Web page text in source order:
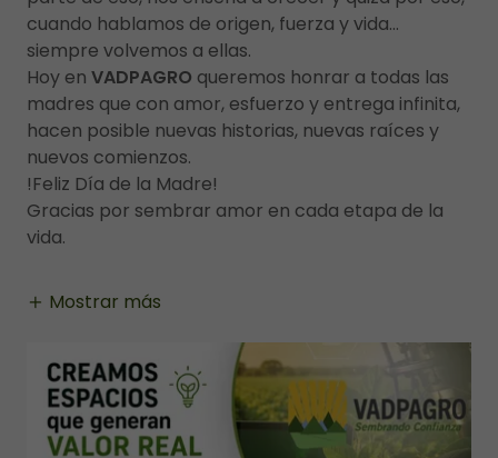
cuando hablamos de origen, fuerza y vida…
siempre volvemos a ellas.
Hoy en VADPAGRO queremos honrar a todas las
madres que con amor, esfuerzo y entrega infinita,
hacen posible nuevas historias, nuevas raíces y
nuevos comienzos.
!Feliz Día de la Madre!
Gracias por sembrar amor en cada etapa de la
vida.
Mostrar más